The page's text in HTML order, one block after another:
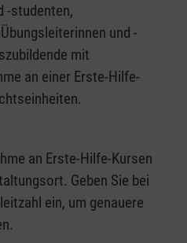
-studenten,
und -
mit
an einer Erste-Hilfe-
an Erste-Hilfe-Kursen
Geben Sie bei
ein, um genauere